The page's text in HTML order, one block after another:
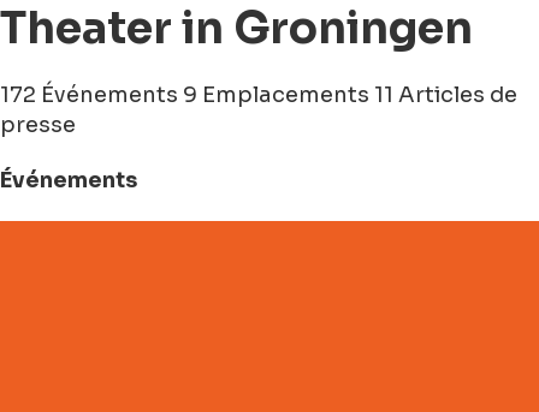
Theater in Groningen
172 Événements 9 Emplacements 11 Articles de
presse
Événements